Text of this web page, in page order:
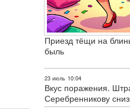
Приезд тёщи на
быль
23 июль 10:04
Вкус поражения.
Серебренникову